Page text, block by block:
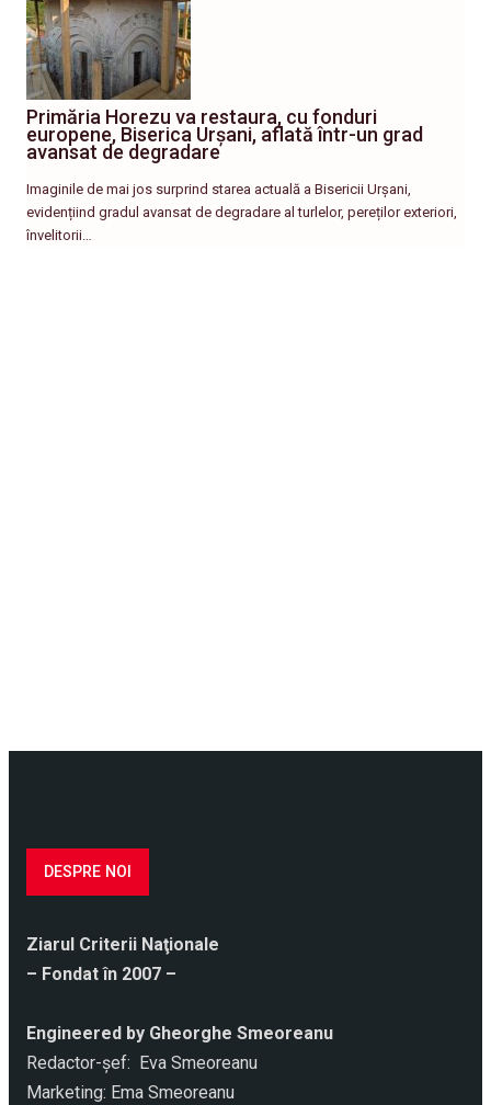
Primăria Horezu va restaura, cu fonduri
europene, Biserica Urșani, aflată într-un grad
avansat de degradare
Imaginile de mai jos surprind starea actuală a Bisericii Urșani,
evidențiind gradul avansat de degradare al turlelor, pereților exteriori,
învelitorii…
DESPRE NOI
Ziarul Criterii Naţionale
– Fondat în 2007 –
Engineered by Gheorghe Smeoreanu
Redactor-şef: Eva Smeoreanu
Marketing: Ema Smeoreanu